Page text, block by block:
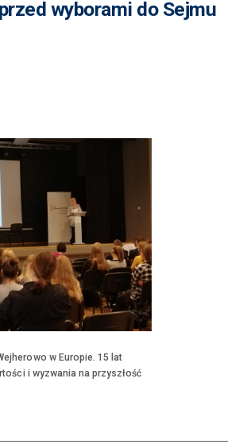
wyborami do Sejmu
w Europie. 15 lat
i wyzwania na przyszłość